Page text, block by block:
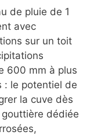
de pluie de 1
avec
sur un toit
600 mm à plus
: le potentiel de
la cuve dès
dédiée